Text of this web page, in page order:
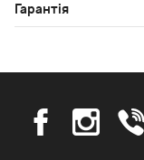
Гарантія